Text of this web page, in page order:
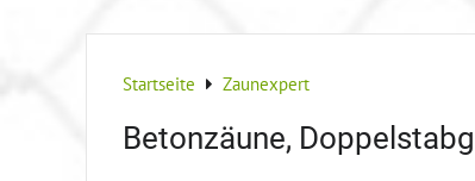
Startseite Zaunexpert
Betonzäune,